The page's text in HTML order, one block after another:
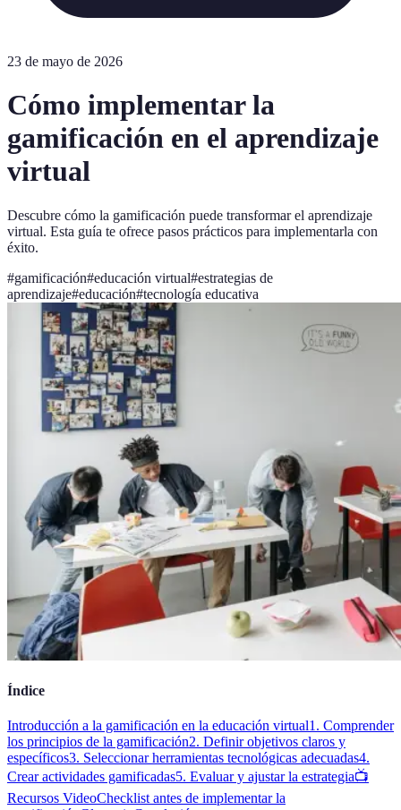
23 de mayo de 2026
Cómo implementar la
gamificación en el aprendizaje
virtual
Descubre cómo la gamificación puede transformar el aprendizaje
virtual. Esta guía te ofrece pasos prácticos para implementarla con
éxito.
#gamificación#educación virtual#estrategias de
aprendizaje#educación#tecnología educativa
Índice
Introducción a la gamificación en la educación virtual1. Comprender
los principios de la gamificación2. Definir objetivos claros y
específicos3. Seleccionar herramientas tecnológicas adecuadas4.
Crear actividades gamificadas5. Evaluar y ajustar la estrategia📺
Recursos VideoChecklist antes de implementar la